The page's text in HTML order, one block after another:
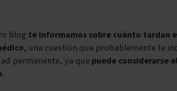
blog te informamos sobre cuánto tardan
, una cuestión que probablemente te
permanente, ya quepuede considerarse
.